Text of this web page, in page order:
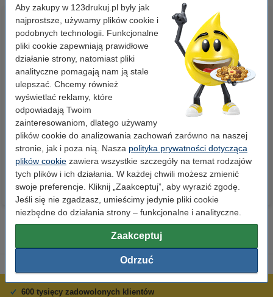
Aby zakupy w 123drukuj.pl były jak
najprostsze, używamy plików cookie i
podobnych technologii. Funkcjonalne
pliki cookie zapewniają prawidłowe
działanie strony, natomiast pliki
analityczne pomagają nam ją stale
ulepszać. Chcemy również
wyświetlać reklamy, które
odpowiadają Twoim
zainteresowaniom, dlatego używamy
plików cookie do analizowania zachowań zarówno na naszej
stronie, jak i poza nią. Nasza polityka prywatności dotycząca
plików cookie zawiera wszystkie szczegóły na temat rodzajów
tych plików i ich działania. W każdej chwili możesz zmienić
swoje preferencje. Kliknij „Zaakceptuj”, aby wyrazić zgodę.
Jeśli się nie zgadzasz, umieścimy jedynie pliki cookie
niezbędne do działania strony – funkcjonalne i analityczne.
Zaakceptuj
Odrzuć
Segregator A4 plastikowy
niebieski 80 mm, 123drukuj
9,90 zł z VAT
Rolki termiczne do kasy
fiskalnej 57mm x 40mm x 20m
(5 sztuk), 123drukuj
7,90 zł z VAT
600 tysięcy zadowolonych klientów